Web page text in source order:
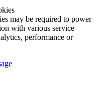
may be required to power
with various service
performance or